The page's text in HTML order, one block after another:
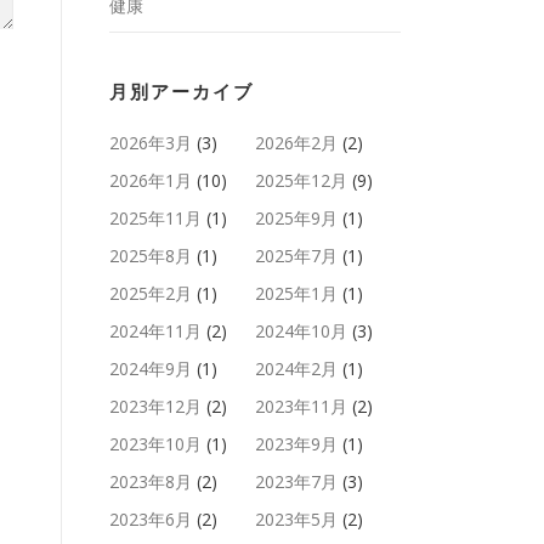
健康
月別アーカイブ
2026年3月 (3) 2026年2月 (2)
2026年1月 (10) 2025年12月 (9)
2025年11月 (1) 2025年9月 (1)
2025年8月 (1) 2025年7月 (1)
2025年2月 (1) 2025年1月 (1)
2024年11月 (2) 2024年10月 (3)
2024年9月 (1) 2024年2月 (1)
2023年12月 (2) 2023年11月 (2)
2023年10月 (1) 2023年9月 (1)
2023年8月 (2) 2023年7月 (3)
2023年6月 (2) 2023年5月 (2)